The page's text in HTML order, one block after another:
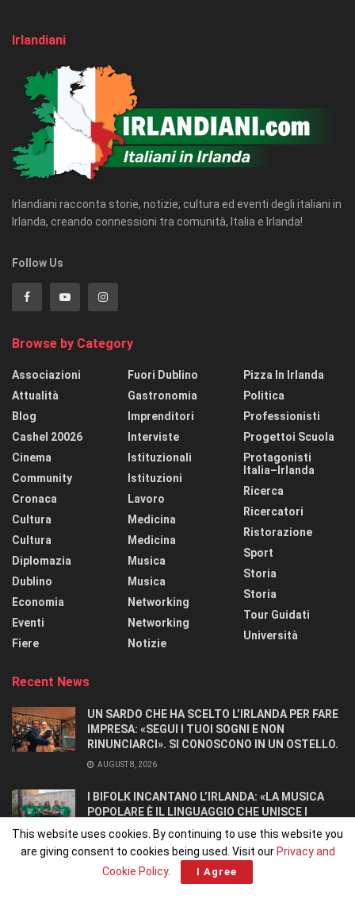
Irlandiani
Irlandiani racconta storie, notizie, cultura ed eventi degli italiani in
Irlanda, creando connessioni tra comunità, Italia e Irlanda!
Follow Us
Browse by Category
Associazioni
Attualità
Blog
Cashel 20026
Cinema
Community
Cronaca
Cultura
Cultura
Diplomazia
Dublino
Economia
Eventi
Fiere
Fuori Dublino
Gastronomia
Imprenditori
Interviste
Istituzionali
Istituzioni
Lavoro
Medicina
Medicina
Musica
Musica
Networking
Networking
Notizie
Pizza In Irlanda
Politica
Professionisti
Progettoi Scuola
Protagonisti
Italia–Irlanda
Ricerca
Ricercatori
Ristorazione
Sport
Storia
Storia
Tour Guidati
Università
Recent News
UN SARDO CHE HA SCELTO L’IRLANDA PER FARE
IMPRESA: «SEGUI I TUOI SOGNI E NON
RINUNCIARCI». SI CONOSCONO IN UN OSTELLO.
AUGUST 8, 2026
I BIFOLK INCANTANO L’IRLANDA: «LA MUSICA
POPOLARE È IL LINGUAGGIO CHE UNISCE I
POPOLI»
JULY 31, 2026
This website uses cookies. By continuing to use this website you
are giving consent to cookies being used. Visit our Privacy and
Cookie Policy. I Agree